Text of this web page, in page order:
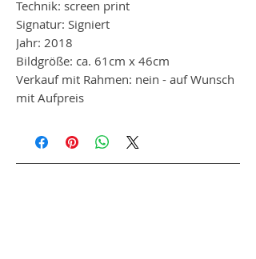
Technik: screen print
Signatur: Signiert
Jahr: 2018
Bildgröße: ca. 61cm x 46cm
Verkauf mit Rahmen: nein - auf Wunsch
mit Aufpreis